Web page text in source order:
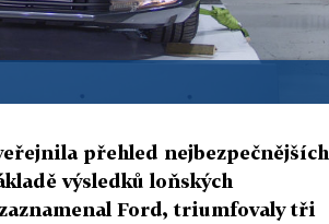
přehled nejbezpečnějších
výsledků loňských
Ford, triumfovaly tři